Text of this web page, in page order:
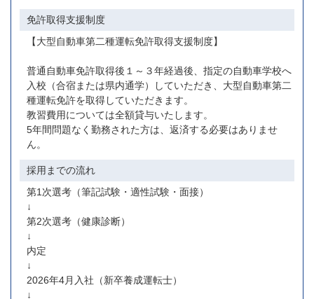
免許取得支援制度
【大型自動車第二種運転免許取得支援制度】
普通自動車免許取得後１～３年経過後、指定の自動車学校へ
入校（合宿または県内通学）していただき、大型自動車第二
種運転免許を取得していただきます。
教習費用については全額貸与いたします。
5年間問題なく勤務された方は、返済する必要はありませ
ん。
採用までの流れ
第1次選考（筆記試験・適性試験・面接）
↓
第2次選考（健康診断）
↓
内定
↓
2026年4月入社（新卒養成運転士）
↓